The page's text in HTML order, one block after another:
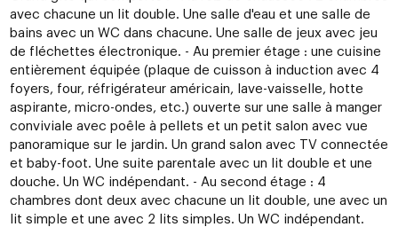
avec chacune un lit double. Une salle d'eau et une salle de
bains avec un WC dans chacune. Une salle de jeux avec jeu
de fléchettes électronique. - Au premier étage : une cuisine
entièrement équipée (plaque de cuisson à induction avec 4
foyers, four, réfrigérateur américain, lave-vaisselle, hotte
aspirante, micro-ondes, etc.) ouverte sur une salle à manger
conviviale avec poêle à pellets et un petit salon avec vue
panoramique sur le jardin. Un grand salon avec TV connectée
et baby-foot. Une suite parentale avec un lit double et une
douche. Un WC indépendant. - Au second étage : 4
chambres dont deux avec chacune un lit double, une avec un
lit simple et une avec 2 lits simples. Un WC indépendant.